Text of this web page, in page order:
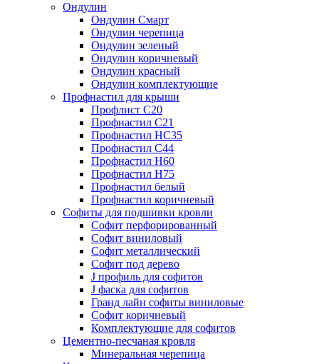
Ондулин
Ондулин Смарт
Ондулин черепица
Ондулин зеленый
Ондулин коричневый
Ондулин красный
Ондулин комплектующие
Профнастил для крыши
Профлист С20
Профнастил С21
Профнастил НС35
Профнастил С44
Профнастил Н60
Профнастил Н75
Профнастил белый
Профнастил коричневый
Софиты для подшивки кровли
Cофит перфорированный
Софит виниловый
Софит металлический
Софит под дерево
J профиль для софитов
J фаска для софитов
Гранд лайн софиты виниловые
Софит коричневый
Комплектующие для софитов
Цементно-песчаная кровля
Минеральная черепица